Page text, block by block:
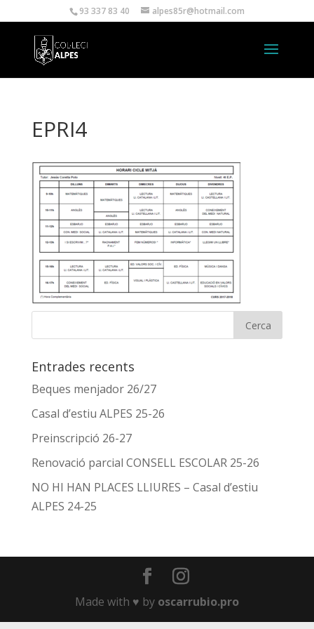
93 337 83 40 alpes85r@hotmail.com
EPRI4
Entrades recents
Beques menjador 26/27
Casal d’estiu ALPES 25-26
Preinscripció 26-27
Renovació parcial CONSELL ESCOLAR 25-26
NO HI HAN PLACES LLIURES – Casal d’estiu
ALPES 24-25
Made with ♥️ by oscarrubio.pro